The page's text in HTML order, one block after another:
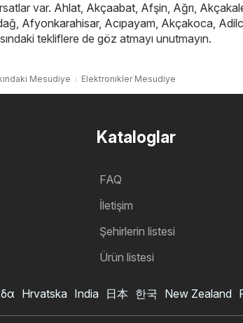
var. Ahlat, Akçaabat, Afşin, Ağrı,
, Afyonkarahisar, Acıpayam, Akçakoca,
tekliflere de göz atmayı unutmayın.
Mesudiye Elektronikler Mesudiye
Kataloglar
FAQ
İletişim
Şehirlerin listesi
Ürün listesi
Hrvatska India 日本 한국 New Zealand